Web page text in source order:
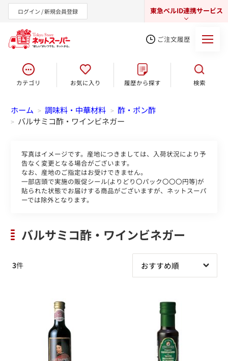
ログイン / 新規会員登録 東急ベルID連携サービス
東急オンラインショップ
ご注文履歴
カテゴリ お気に入り 履歴から探す 検索
ホーム > 調味料・中華材料 > 酢・ポン酢
> バルサミコ酢・ワインビネガー
写真はイメージです。産地につきましては、入荷状況により予
告なく変更となる場合がございます。
なお、産地のご指定はお受けできません。
一部店頭で実施の販促シール(よりどり〇パック〇〇〇円等)が
貼られた状態でお届けする商品がございますが、ネットスーパ
ーでは除外となります。
バルサミコ酢・ワインビネガー
3件